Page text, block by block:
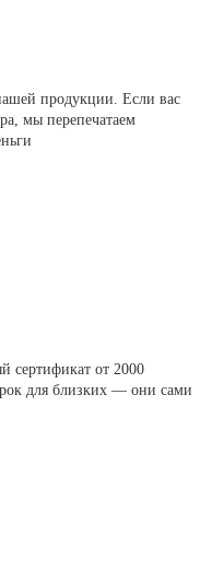
продукции. Если вас
мы перепечатаем
сертификат от 2000
для близких — они сами